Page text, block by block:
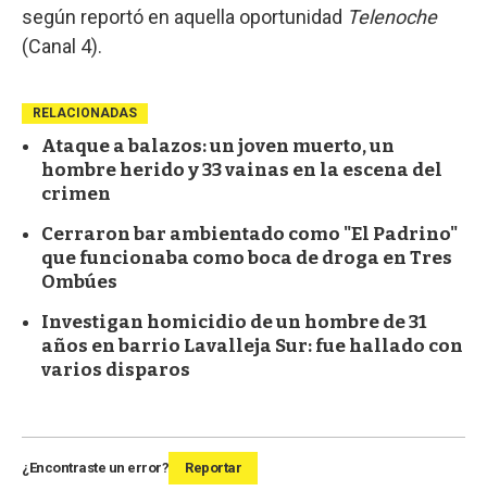
según reportó en aquella oportunidad Telenoche
(Canal 4).
RELACIONADAS
Ataque a balazos: un joven muerto, un
hombre herido y 33 vainas en la escena del
crimen
Cerraron bar ambientado como "El Padrino"
que funcionaba como boca de droga en Tres
Ombúes
Investigan homicidio de un hombre de 31
años en barrio Lavalleja Sur: fue hallado con
varios disparos
¿Encontraste un error? Reportar